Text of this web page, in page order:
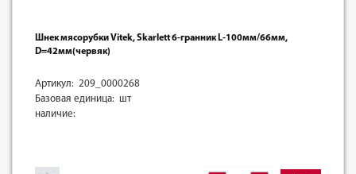
Шнек мясорубки Vitek, Skarlett 6-гранник L-100мм/66мм,
D=42мм(червяк)
Артикул: 209_0000268
Базовая единица: шт
наличие: